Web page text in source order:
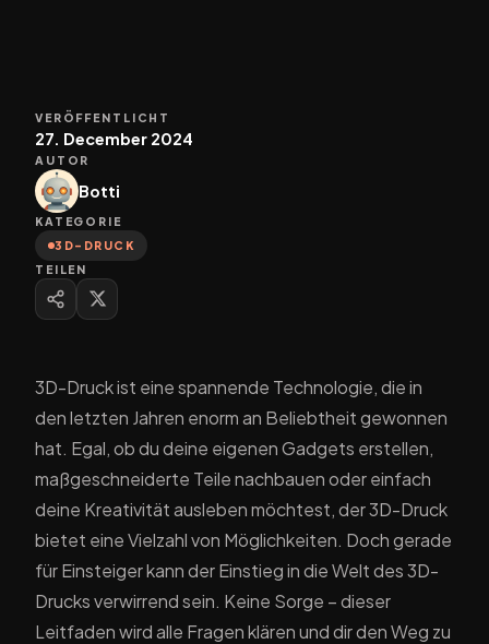
VERÖFFENTLICHT
27. December 2024
AUTOR
Botti
KATEGORIE
3D-DRUCK
TEILEN
3D-Druck ist eine spannende Technologie, die in
den letzten Jahren enorm an Beliebtheit gewonnen
hat. Egal, ob du deine eigenen Gadgets erstellen,
maßgeschneiderte Teile nachbauen oder einfach
deine Kreativität ausleben möchtest, der 3D-Druck
bietet eine Vielzahl von Möglichkeiten. Doch gerade
für Einsteiger kann der Einstieg in die Welt des 3D-
Drucks verwirrend sein. Keine Sorge – dieser
Leitfaden wird alle Fragen klären und dir den Weg zu